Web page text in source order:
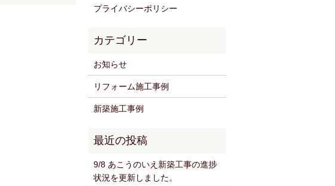
プライバシーポリシー
お知らせ
リフォーム施工事例
新築施工事例
9/8 あこうのいえ新築工事の進捗
状況を更新しました。